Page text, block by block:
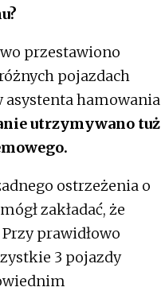
przestawiono
pojazdach
asystenta hamowania
utrzymywano tuż
ostrzeżenia o
zakładać, że
prawidłowo
3 pojazdy